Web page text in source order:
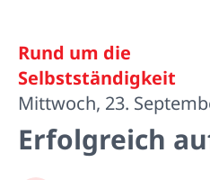
Rund um die
Selbstständigkeit
Mittwoch, 23.
Erfolgreich